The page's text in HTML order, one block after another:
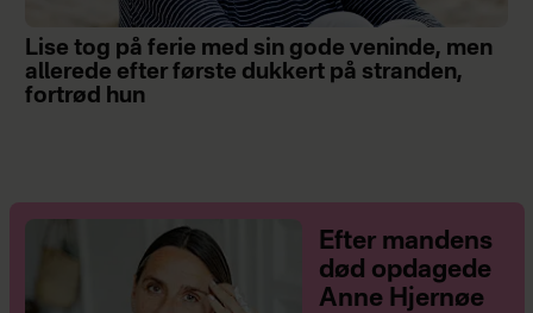
Lise tog på ferie med sin gode veninde, men
allerede efter første dukkert på stranden,
fortrød hun
Efter mandens
død opdagede
Anne Hjernøe